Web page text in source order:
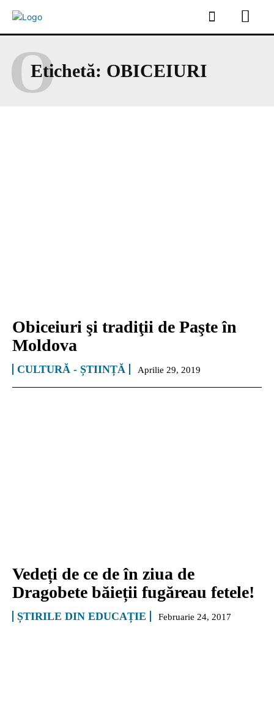
Etichetă: OBICEIURI
O
Obiceiuri şi tradiţii de Paşte în
Moldova
CULTURĂ - ȘTIINȚĂ Aprilie 29, 2019
Vedeți de ce de în ziua de
Dragobete băieții fugăreau fetele!
ȘTIRILE DIN EDUCAȚIE Februarie 24, 2017